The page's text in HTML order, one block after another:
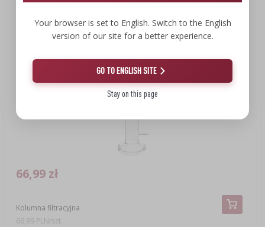
Kolumna filtracyjna
66,99 zł
66,99 PLN/szt.
Your browser is set to English. Switch to the English
version of our site for a better experience.
GO TO ENGLISH SITE
Stay on this page